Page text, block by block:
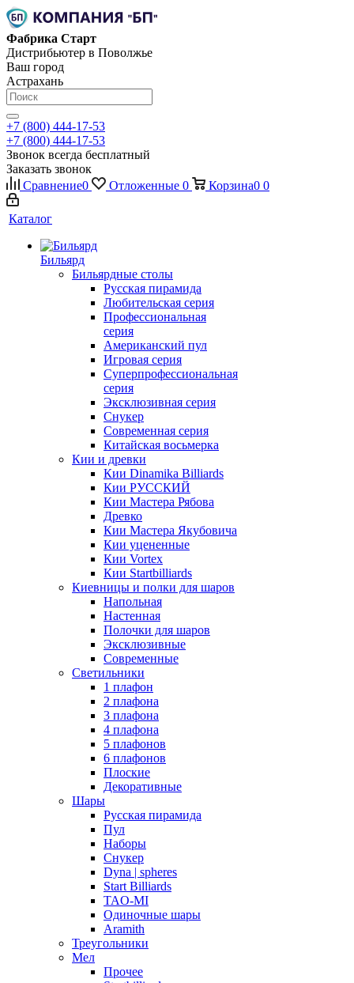
Фабрика Старт
Дистрибьютер в Поволжье
Ваш город
Астрахань
+7 (800) 444-17-53
+7 (800) 444-17-53
Звонок всегда бесплатный
Заказать звонок
Сравнение0 Отложенные 0 Корзина0 0
Каталог
Бильярд
Бильярдные столы
Русская пирамида
Любительская серия
Профессиональная
серия
Американский пул
Игровая серия
Суперпрофессиональная
серия
Эксклюзивная серия
Снукер
Современная серия
Китайская восьмерка
Кии и древки
Кии Dinamika Billiards
Кии РУССКИЙ
Кии Мастера Рябова
Древко
Кии Мастера Якубовича
Кии уцененные
Кии Vortex
Кии Startbilliards
Киевницы и полки для шаров
Напольная
Настенная
Полочки для шаров
Эксклюзивные
Современные
Светильники
1 плафон
2 плафона
3 плафона
4 плафона
5 плафонов
6 плафонов
Плоские
Декоративные
Шары
Русская пирамида
Пул
Наборы
Снукер
Dyna | spheres
Start Billiards
TAO-MI
Одиночные шары
Aramith
Треугольники
Мел
Прочее